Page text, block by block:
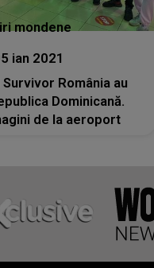
mondene
ian 2021
România au
Dominicană.
de la aeroport